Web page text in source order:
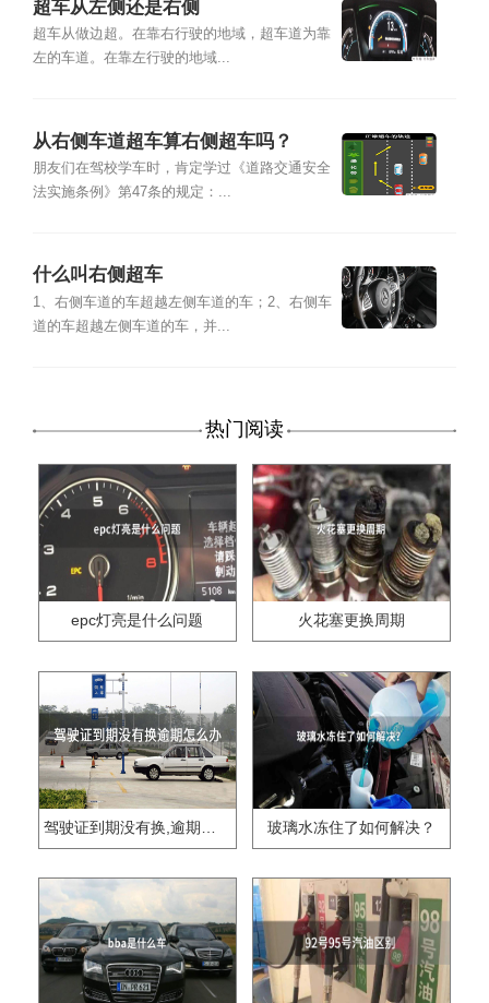
超车从左侧还是右侧
超车从做边超。在靠右行驶的地域，超车道为靠
左的车道。在靠左行驶的地域...
从右侧车道超车算右侧超车吗？
朋友们在驾校学车时，肯定学过《道路交通安全
法实施条例》第47条的规定：...
什么叫右侧超车
1、右侧车道的车超越左侧车道的车；2、右侧车
道的车超越左侧车道的车，并...
热门阅读
epc灯亮是什么问题 火花塞更换周期
玻璃水冻住了如何解决？